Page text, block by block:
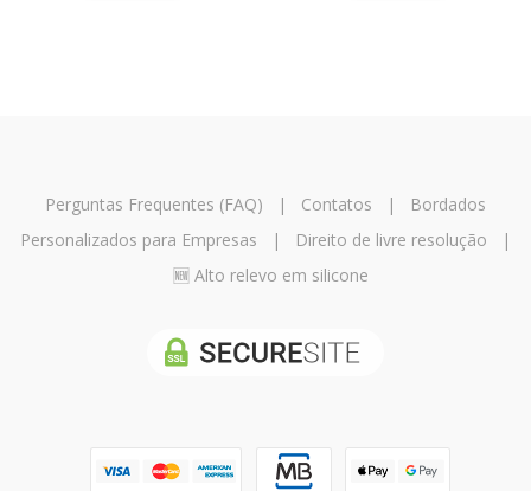
Perguntas Frequentes (FAQ) | Contatos |
Bordados
Personalizados para Empresas | Direito de livre resolução |
🆕 Alto relevo em silicone